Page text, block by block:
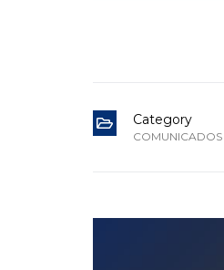
Category
COMUNICADOS